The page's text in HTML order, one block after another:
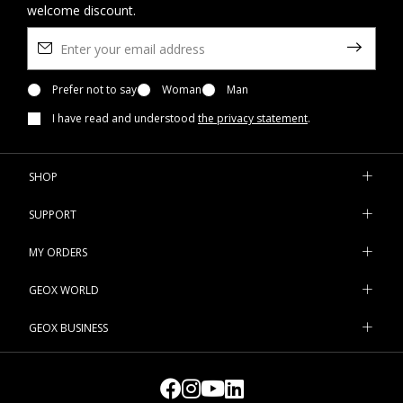
welcome discount.
Prefer not to say Woman
Man
I have read and understood the privacy statement.
SHOP
SUPPORT
MY ORDERS
GEOX WORLD
GEOX BUSINESS